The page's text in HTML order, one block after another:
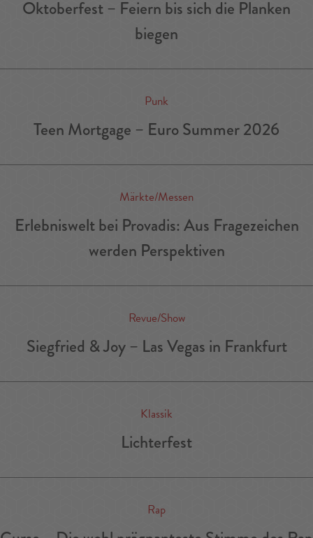
Oktoberfest – Feiern bis sich die Planken
biegen
Punk
Teen Mortgage – Euro Summer 2026
Märkte/Messen
Erlebniswelt bei Provadis: Aus Fragezeichen
werden Perspektiven
Revue/Show
Siegfried & Joy – Las Vegas in Frankfurt
Klassik
Lichterfest
Rap